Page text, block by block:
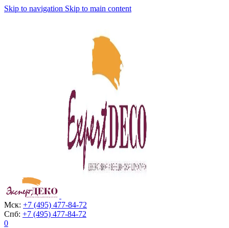
Skip to navigation Skip to main content
Мск: +7 (495) 477-84-72
Спб: +7 (495) 477-84-72
0